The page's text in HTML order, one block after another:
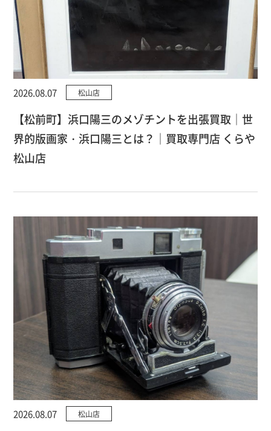
2026.08.07 松山店
【松前町】浜口陽三のメゾチントを出張買取｜世
界的版画家・浜口陽三とは？｜買取専門店 くらや
松山店
2026.08.07 松山店